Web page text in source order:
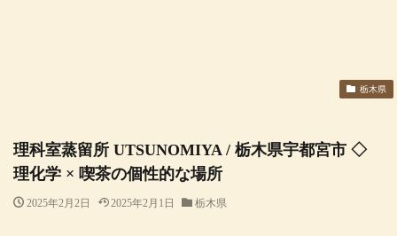
理科室蒸留所 UTSUNOMIYA / 栃木県宇都宮市 ◇
理化学 × 喫茶の個性的な場所
2025年2月2日 2025年2月1日 栃木県
栃木県